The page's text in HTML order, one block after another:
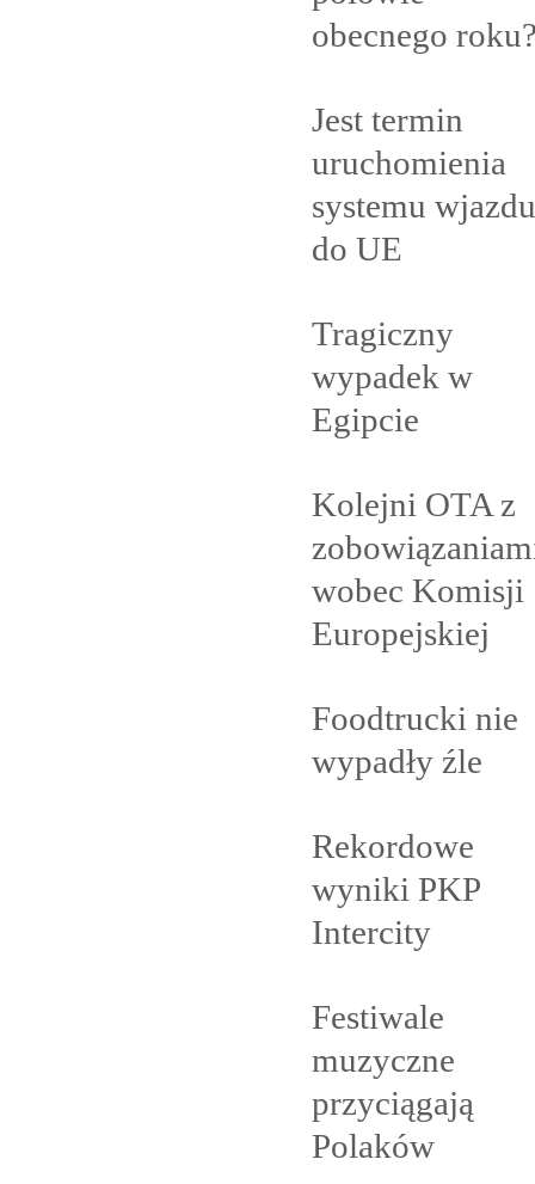
obecnego
Jest termin
uruchomienia
systemu wjazdu
do UE
Tragiczny
wypadek w
Egipcie
Kolejni OTA z
wobec Komisji
Europejskiej
Foodtrucki nie
wypadły źle
Rekordowe
wyniki PKP
Intercity
Festiwale
muzyczne
przyciągają
Polaków